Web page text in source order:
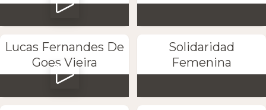
Lucas Fernandes De
Goes Vieira
Solidaridad
Femenina